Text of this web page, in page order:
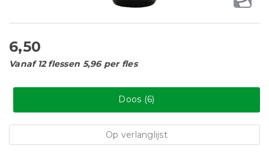
6,50
Vanaf 12 flessen 5,96 per fles
Doos (6)
Op verlanglijst